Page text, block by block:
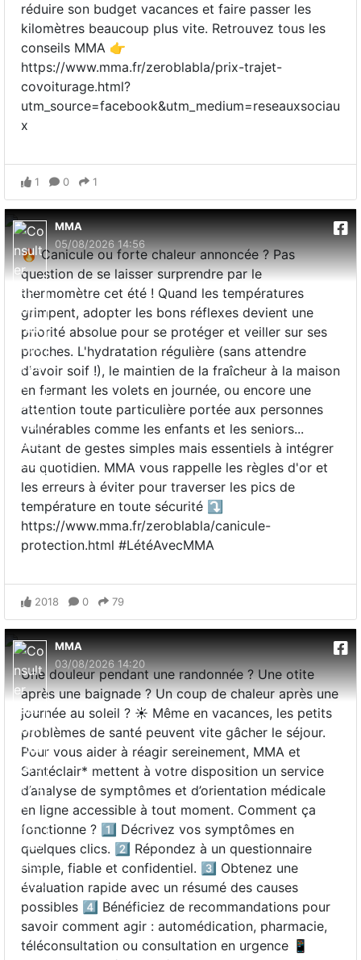
réduire son budget vacances et faire passer les
kilomètres beaucoup plus vite. Retrouvez tous les
conseils MMA 👉
https://www.mma.fr/zeroblabla/prix-trajet-
covoiturage.html?
utm_source=facebook&utm_medium=reseauxsociau
x
1 0 1
MMA
05/08/2026 14:56
🔥 Canicule ou forte chaleur annoncée ? Pas
question de se laisser surprendre par le
thermomètre cet été ! Quand les températures
grimpent, adopter les bons réflexes devient une
priorité absolue pour se protéger et veiller sur ses
proches. L'hydratation régulière (sans attendre
d'avoir soif !), le maintien de la fraîcheur à la maison
en fermant les volets en journée, ou encore une
attention toute particulière portée aux personnes
vulnérables comme les enfants et les seniors...
Autant de gestes simples mais essentiels à intégrer
au quotidien. MMA vous rappelle les règles d'or et
les erreurs à éviter pour traverser les pics de
température en toute sécurité ⤵️
https://www.mma.fr/zeroblabla/canicule-
protection.html #LétéAvecMMA
2018 0 79
MMA
03/08/2026 14:20
Une douleur pendant une randonnée ? Une otite
après une baignade ? Un coup de chaleur après une
journée au soleil ? ☀️ Même en vacances, les petits
problèmes de santé peuvent vite gâcher le séjour.
Pour vous aider à réagir sereinement, MMA et
Santéclair* mettent à votre disposition un service
d’analyse de symptômes et d’orientation médicale
en ligne accessible à tout moment. Comment ça
fonctionne ? 1️⃣ Décrivez vos symptômes en
quelques clics. 2️⃣ Répondez à un questionnaire
simple, fiable et confidentiel. 3️⃣ Obtenez une
évaluation rapide avec un résumé des causes
possibles 4️⃣ Bénéficiez de recommandations pour
savoir comment agir : automédication, pharmacie,
téléconsultation ou consultation en urgence 📱